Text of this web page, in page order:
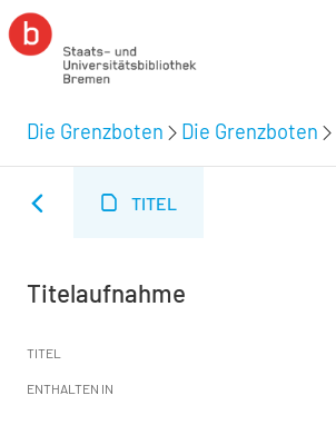
Die Grenzboten Die Grenzboten
TITEL
Titelaufnahme
TITEL
ENTHALTEN IN